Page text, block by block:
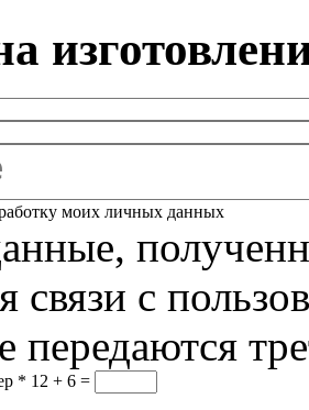
моих личных данных
связи с
передаются
* 12 + 6 =